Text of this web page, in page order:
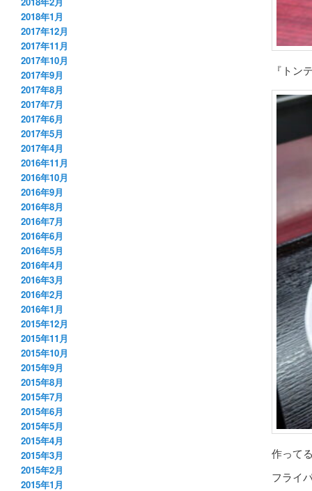
『トン
作って
フライ
2018年1月
2017年12月
2017年11月
2017年10月
2017年9月
2017年8月
2017年7月
2017年6月
2017年5月
2017年4月
2016年11月
2016年10月
2016年9月
2016年8月
2016年7月
2016年6月
2016年5月
2016年4月
2016年3月
2016年2月
2016年1月
2015年12月
2015年11月
2015年10月
2015年9月
2015年8月
2015年7月
2015年6月
2015年5月
2015年4月
2015年3月
2015年2月
2015年1月